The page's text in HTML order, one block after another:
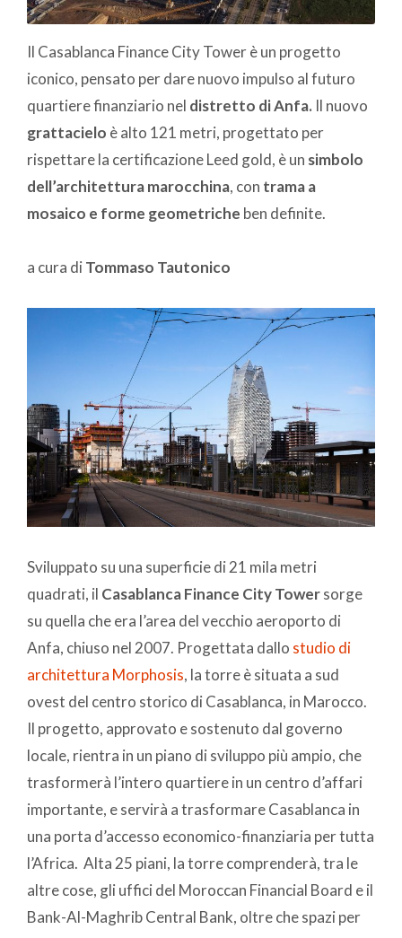
Il Casablanca Finance City Tower è un progetto
iconico, pensato per dare nuovo impulso al futuro
quartiere finanziario nel distretto di Anfa. Il nuovo
grattacielo è alto 121 metri, progettato per
rispettare la certificazione Leed gold, è un simbolo
dell’architettura marocchina, con trama a
mosaico e forme geometriche ben definite.
a cura di Tommaso Tautonico
Sviluppato su una superficie di 21 mila metri
quadrati, il Casablanca Finance City Towersorge
su quella che era l’area del vecchio aeroporto di
Anfa, chiuso nel 2007. Progettata dallo studio di
architettura Morphosis, la torre è situata a sud
ovest del centro storico di Casablanca, in Marocco.
Il progetto, approvato e sostenuto dal governo
locale, rientra in un piano di sviluppo più ampio, che
trasformerà l’intero quartiere in un centro d’affari
importante, e servirà a trasformare Casablanca in
una porta d’accesso economico-finanziaria per tutta
l’Africa. Alta 25 piani, la torre comprenderà, tra le
altre cose, gli uffici del Moroccan Financial Board e il
Bank-Al-Maghrib Central Bank, oltre che spazi per